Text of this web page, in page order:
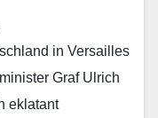
in Versailles
Graf Ulrich
eklatant